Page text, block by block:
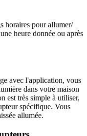
horaires pour allumer/
heure donnée ou après
avec l'application, vous
dans votre maison
est très simple à utiliser,
spécifique. Vous
allumée.